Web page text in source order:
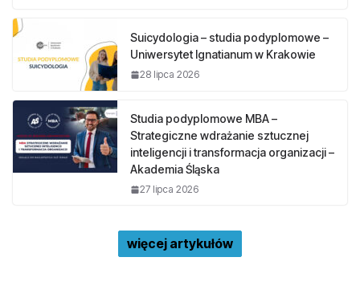
Suicydologia – studia podyplomowe –
Uniwersytet Ignatianum w Krakowie
28 lipca 2026
Studia podyplomowe MBA –
Strategiczne wdrażanie sztucznej
inteligencji i transformacja organizacji –
Akademia Śląska
27 lipca 2026
więcej artykułów